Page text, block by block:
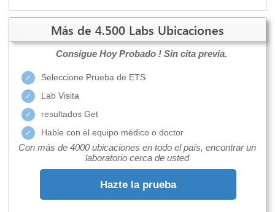
Más de 4.500 Labs Ubicaciones
Consigue Hoy Probado ! Sin cita previa.
Seleccione Prueba de ETS
Lab Visita
resultados Get
Hable con el equipo médico o doctor
Con más de 4000 ubicaciones en todo el país, encontrar un
laboratorio cerca de usted
Hazte la prueba